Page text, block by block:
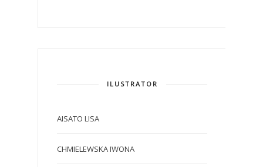
ILUSTRATOR
AISATO LISA
CHMIELEWSKA IWONA